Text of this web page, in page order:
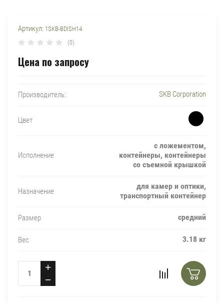
Артикул: 1SKB-BDISH14
(0)
Цена по запросу
Производитель: SKB Corporation
Цвет
Исполнение
с ложементом,
контейнеры, контейнеры
со съемной крышкой
Назначение
для камер и оптики,
транспортный контейнер
Размер средний
Вес 3.18 кг
+
−